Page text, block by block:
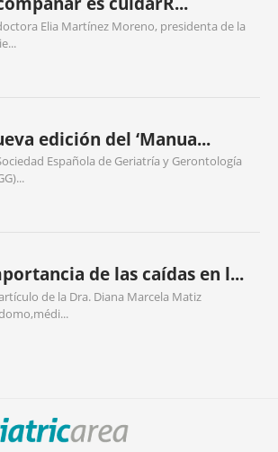
Elia Martínez Moreno, presidenta de la
edición del ‘Manua...
Española de Geriatría y Gerontología
de las caídas en l...
de la Dra. Diana Marcela Matiz